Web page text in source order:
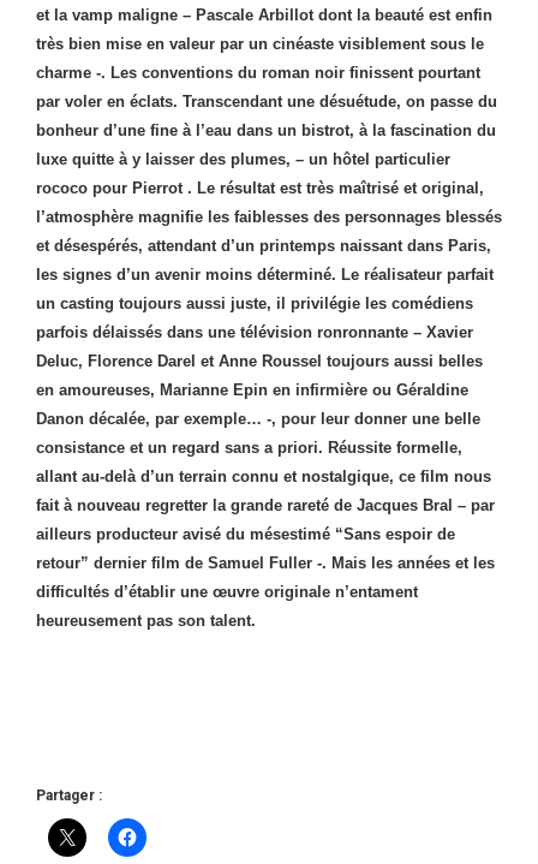
et la vamp maligne – Pascale Arbillot dont la beauté est enfin
très bien mise en valeur par un cinéaste visiblement sous le
charme -. Les conventions du roman noir finissent pourtant
par voler en éclats. Transcendant une désuétude, on passe du
bonheur d’une fine à l’eau dans un bistrot, à la fascination du
luxe quitte à y laisser des plumes, – un hôtel particulier
rococo pour Pierrot . Le résultat est très maîtrisé et original,
l’atmosphère magnifie les faiblesses des personnages blessés
et désespérés, attendant d’un printemps naissant dans Paris,
les signes d’un avenir moins déterminé. Le réalisateur parfait
un casting toujours aussi juste, il privilégie les comédiens
parfois délaissés dans une télévision ronronnante – Xavier
Deluc, Florence Darel et Anne Roussel toujours aussi belles
en amoureuses, Marianne Epin en infirmière ou Géraldine
Danon décalée, par exemple… -, pour leur donner une belle
consistance et un regard sans a priori. Réussite formelle,
allant au-delà d’un terrain connu et nostalgique, ce film nous
fait à nouveau regretter la grande rareté de Jacques Bral – par
ailleurs producteur avisé du mésestimé “Sans espoir de
retour” dernier film de Samuel Fuller -. Mais les années et les
difficultés d’établir une œuvre originale n’entament
heureusement pas son talent.
Partager :